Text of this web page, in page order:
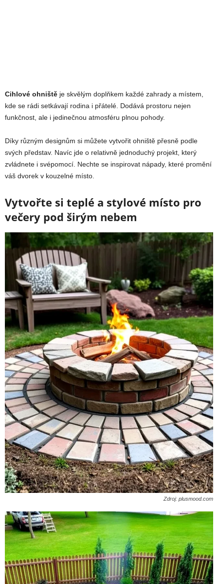
Cihlové ohniště je skvělým doplňkem každé zahrady a místem,
kde se rádi setkávají rodina i přátelé. Dodává prostoru nejen
funkčnost, ale i jedinečnou atmosféru plnou pohody.
Díky různým designům si můžete vytvořit ohniště přesně podle
svých představ. Navíc jde o relativně jednoduchý projekt, který
zvládnete i svépomocí. Nechte se inspirovat nápady, které promění
váš dvorek v kouzelné místo.
Vytvořte si teplé a stylové místo pro
večery pod širým nebem
Zdroj: plusmood.com